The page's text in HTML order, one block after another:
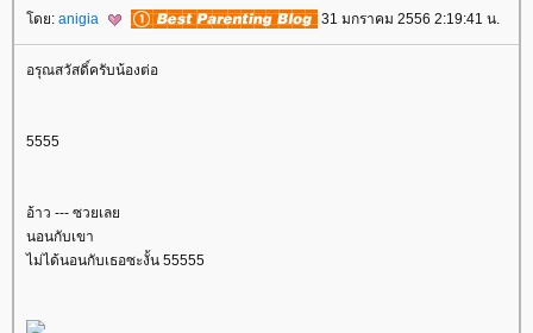
ดย: anigia 31 มกราคม 2556 2:19:41 น.
อรุณสวัสดิ์ครับน้องต่อ
5555
อ้าว --- ซวยเล
นอนกับเขา
ไม่ได้นอนกับเธอซะงั้น 55555